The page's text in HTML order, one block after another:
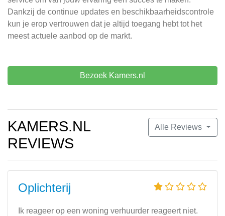
Dankzij de continue updates en beschikbaarheidscontrole
kun je erop vertrouwen dat je altijd toegang hebt tot het
meest actuele aanbod op de markt.
Bezoek Kamers.nl
Alle Reviews
KAMERS.NL
REVIEWS
Oplichterij
Ik reageer op een woning verhuurder reageert niet.